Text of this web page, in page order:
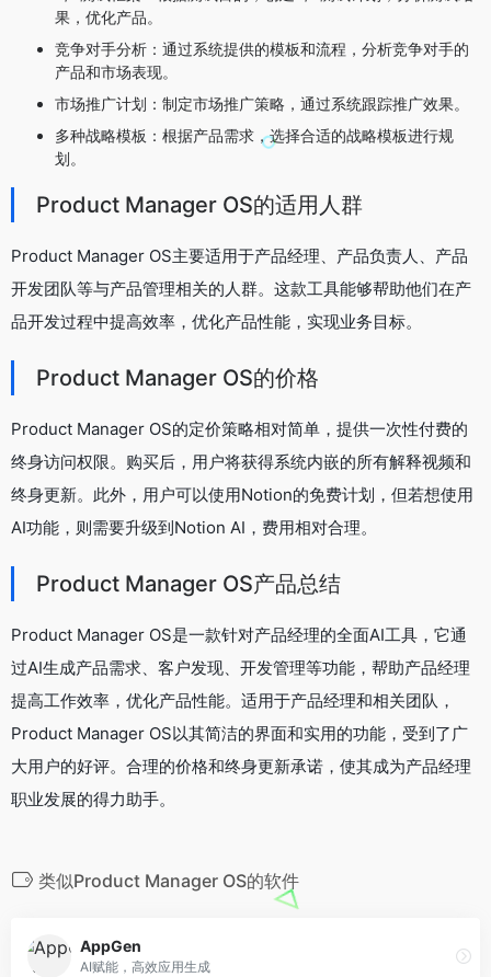
果，优化产品。
竞争对手分析：通过系统提供的模板和流程，分析竞争对手的
产品和市场表现。
市场推广计划：制定市场推广策略，通过系统跟踪推广效果。
多种战略模板：根据产品需求，选择合适的战略模板进行规
划。
Product Manager OS的适用人群
Product Manager OS主要适用于产品经理、产品负责人、产品
开发团队等与产品管理相关的人群。这款工具能够帮助他们在产
品开发过程中提高效率，优化产品性能，实现业务目标。
Product Manager OS的价格
Product Manager OS的定价策略相对简单，提供一次性付费的
终身访问权限。购买后，用户将获得系统内嵌的所有解释视频和
终身更新。此外，用户可以使用Notion的免费计划，但若想使用
AI功能，则需要升级到Notion AI，费用相对合理。
Product Manager OS产品总结
Product Manager OS是一款针对产品经理的全面AI工具，它通
过AI生成产品需求、客户发现、开发管理等功能，帮助产品经理
提高工作效率，优化产品性能。适用于产品经理和相关团队，
Product Manager OS以其简洁的界面和实用的功能，受到了广
大用户的好评。合理的价格和终身更新承诺，使其成为产品经理
职业发展的得力助手。
类似Product Manager OS的软件
AppGen
AI赋能，高效应用生成